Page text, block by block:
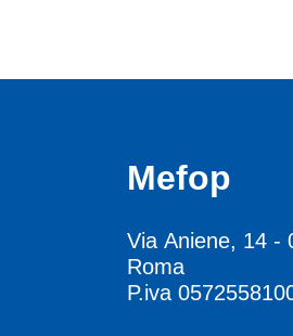
Mefop
Via Aniene, 14 -
Roma
P.iva